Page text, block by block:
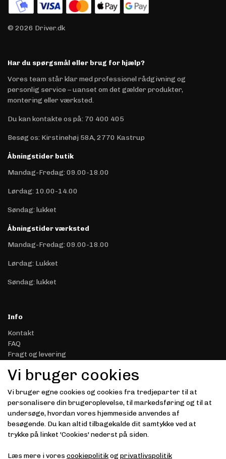
© 2026 Driver.dk
Har du spørgsmål eller brug for hjælp?
Vores team står klar med professionel rådgivning og
personlig service – uanset om det gælder produkter,
montering eller værksted.
Du kan kontakte os på: 70 400 405
Besøg os: Kirstinehøj 58A, 2770 Kastrup
Åbningstider butik
Mandag-Fredag: 09.00-18.00
Lørdag: 10.00-14.00
Søndag: lukket
Åbningstider værksted
Mandag-Fredag: 09.00-18.00
Lørdag: Lukket
Søndag: lukket
Info
Kontakt
FAQ
Fragt og levering
Handelsbetingelser
Datasikkerhed & Privatliv
Gavekort
Om Driver.dk
Kunde login
Modtag vores nyhedsbrev via e-mail
Tilmeld
Vi bruger cookies
Vi bruger egne cookies og cookies fra tredjeparter til at
personalisere din brugeroplevelse, til markedsføring og til at
undersøge, hvordan vores hjemmeside anvendes af
besøgende. Du kan altid tilbagekalde dit samtykke ved at
trykke på linket 'Cookies' nederst på siden.
Læs mere i vores cookiepolitikog privatlivspolitik